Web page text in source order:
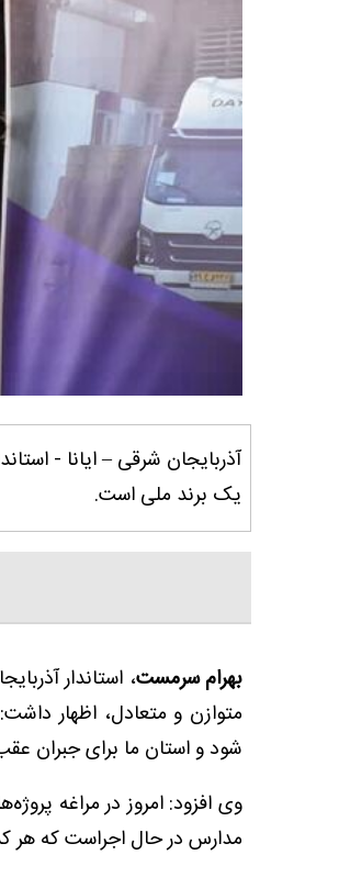
آذربایجان شرقی – ایانا -
یک برند ملی است.
بهرام سرمست، استاندار
متوازن و متعادل، اظهار
شود و استان ما برای جبران
وی افزود: امروز در مراغه
مدارس در حال اجراست که هر